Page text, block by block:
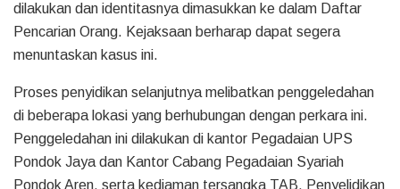
dilakukan dan identitasnya dimasukkan ke dalam Daftar
Pencarian Orang. Kejaksaan berharap dapat segera
menuntaskan kasus ini.
Proses penyidikan selanjutnya melibatkan penggeledahan
di beberapa lokasi yang berhubungan dengan perkara ini.
Penggeledahan ini dilakukan di kantor Pegadaian UPS
Pondok Jaya dan Kantor Cabang Pegadaian Syariah
Pondok Aren, serta kediaman tersangka TAB. Penyelidikan